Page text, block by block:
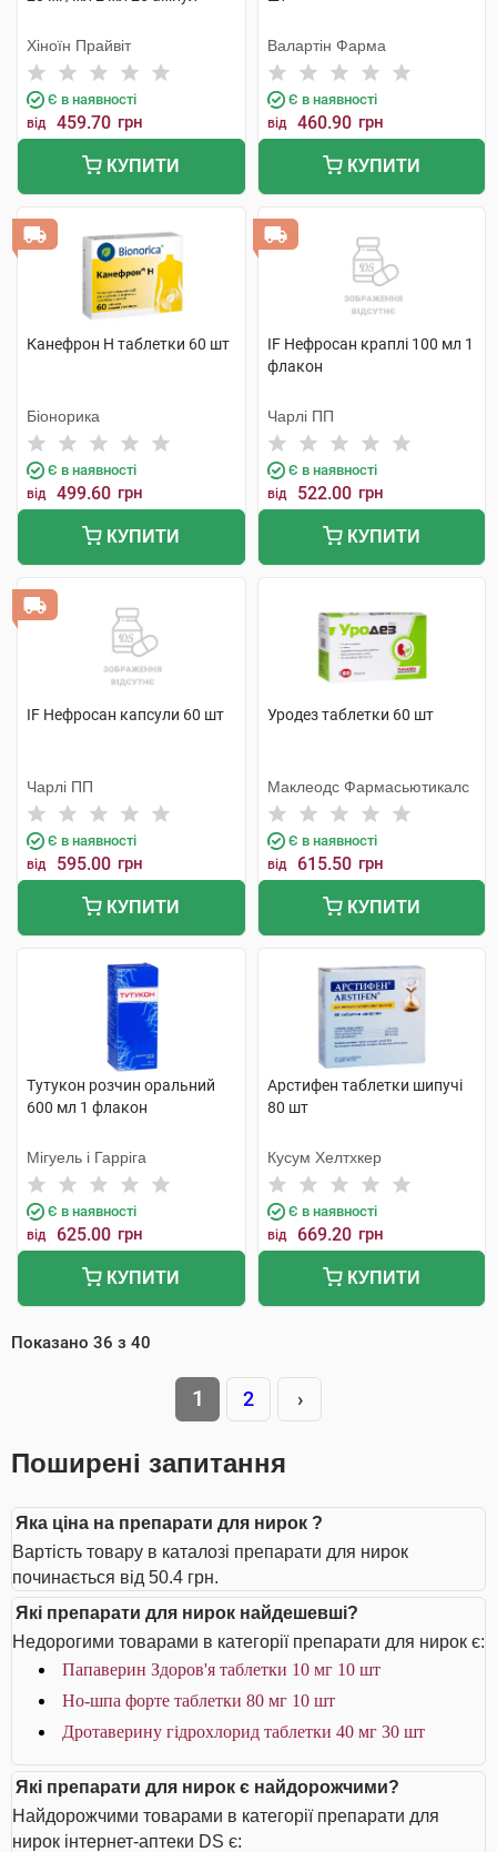
Хіноїн Прайвіт
Є в наявності
від 459.70 грн
КУПИТИ
Валартін Фарма
Є в наявності
від 460.90 грн
КУПИТИ
Канефрон H таблетки 60 шт
Біонорика
Є в наявності
від 499.60 грн
КУПИТИ
IF Нефросан краплі 100 мл 1
флакон
Чарлі ПП
Є в наявності
від 522.00 грн
КУПИТИ
IF Нефросан капсули 60 шт
Чарлі ПП
Є в наявності
від 595.00 грн
КУПИТИ
Уродез таблетки 60 шт
Маклеодс Фармасьютикалс
Є в наявності
від 615.50 грн
КУПИТИ
Тутукон розчин оральний
600 мл 1 флакон
Мігуель і Гарріга
Є в наявності
від 625.00 грн
КУПИТИ
Арстифен таблетки шипучі
80 шт
Кусум Хелтхкер
Є в наявності
від 669.20 грн
КУПИТИ
Показано 36 з 40
1 2 ›
Поширені запитання
Яка ціна на препарати для нирок ?
Вартість товару в каталозі препарати для нирок
починається від 50.4 грн.
Які препарати для нирок найдешевші?
Недорогими товарами в категорії препарати для нирок є:
Папаверин Здоров'я таблетки 10 мг 10 шт
Но-шпа форте таблетки 80 мг 10 шт
Дротаверину гідрохлорид таблетки 40 мг 30 шт
Які препарати для нирок є найдорожчими?
Найдорожчими товарами в категорії препарати для
нирок інтернет-аптеки DS є: